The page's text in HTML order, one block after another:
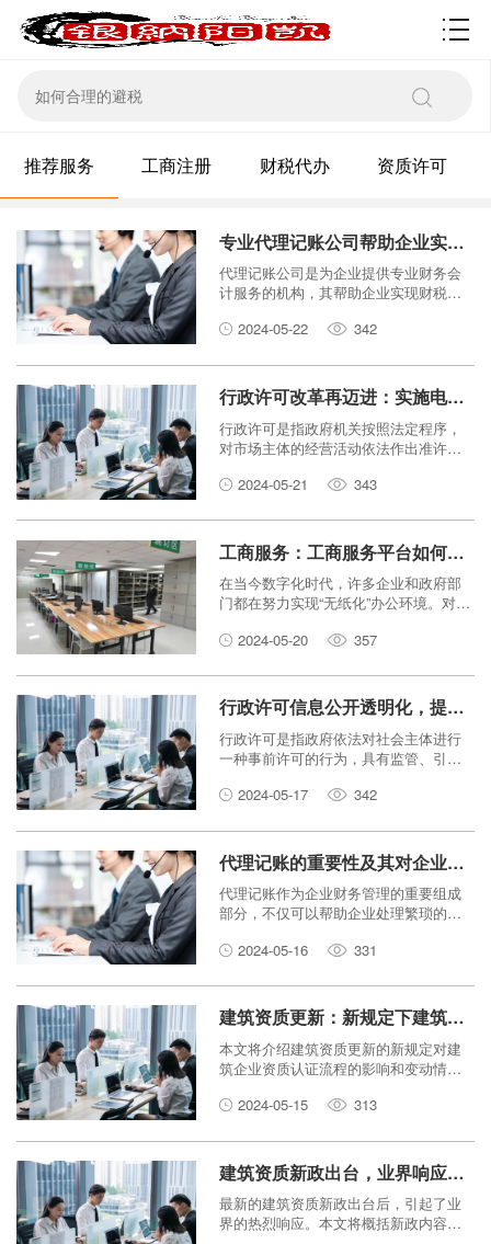
资质许可
推荐服务 工商注册 财税代办 资质许可
专业代理记账公司帮助企业实现财税合规
代理记账公司是为企业提供专业财务会
计服务的机构，其帮助企业实现财税合
文将介绍代理记账公司的作用以及如何
为什么需要专业代理记账公司的支持。
2024-05-22 342
行政许可改革再迈进：实施电子化申请，提升服务效能
行政许可是指政府机关按照法定程序，
对市场主体的经营活动依法作出准许或
发展，电子化申请成为了行政许可改革
改革中实施电子化申请所带来的优势和
影响，以及如何提升服务效能。
2024-05-21 343
工商服务：工商服务平台如何打造‘无纸化’办公环境？
在当今数字化时代，许多企业和政府部
门都在努力实现“无纸化”办公环境。对于
仅可以提高工作效率，还能减少资源浪
现代科技手段，打造符合当今时代潮流
的无纸化办公环境，以及实现这一目标
的重要性和益处。
2024-05-20 357
行政许可信息公开透明化，提升监管效能
行政许可是指政府依法对社会主体进行
一种事前许可的行为，具有监管、引导
而，长期以来，行政许可过程中的信息
一些不法行为的滋生和监管效能的低
下。为此，行政许可信息公开透明化成
为提升监管效能的关键举措。
2024-05-17 342
代理记账的重要性及其对企业发展的价值
代理记账作为企业财务管理的重要组成
部分，不仅可以帮助企业处理繁琐的财
的财务数据和专业的财务咨询。本文将
展的价值。
2024-05-16 331
建筑资质更新：新规定下建筑企业资质认证流程变动
本文将介绍建筑资质更新的新规定对建
筑企业资质认证流程的影响和变动情
2024-05-15
313
建筑资质新政出台，业界响应热烈
最新的建筑资质新政出台后，引起了业
界的热烈响应。本文将概括新政内容，